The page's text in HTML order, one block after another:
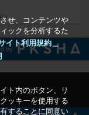
せ、コンテンツや
ックを分析するた
イト利用規約＿
ト内のボタン、リ
ッキーを使用する
することに同意い
）
by